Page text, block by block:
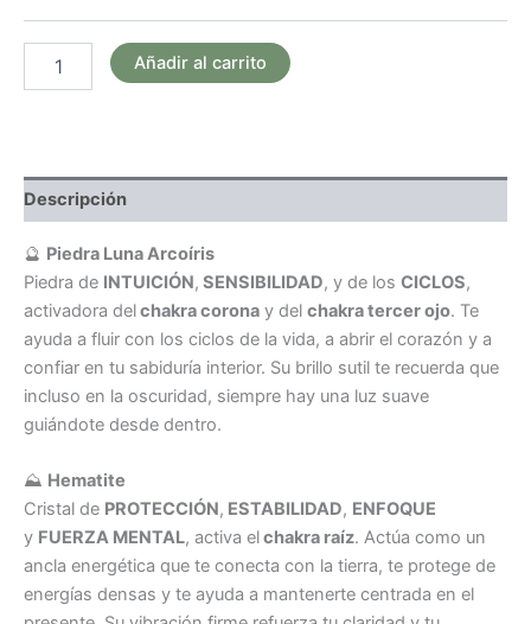
Añadir al carrito
Descripción
🔮 Piedra Luna Arcoíris
Piedra de INTUICIÓN, SENSIBILIDAD, y de los CICLOS,
activadora delchakra corona y del chakra tercer ojo. Te
ayuda a fluir con los ciclos de la vida, a abrir el corazón y a
confiar en tu sabiduría interior. Su brillo sutil te recuerda que
incluso en la oscuridad, siempre hay una luz suave
guiándote desde dentro.
⛰️ Hematite
Cristal de PROTECCIÓN, ESTABILIDAD, ENFOQUE
y FUERZA MENTAL, activa elchakra raíz. Actúa como un
ancla energética que te conecta con la tierra, te protege de
energías densas y te ayuda a mantenerte centrada en el